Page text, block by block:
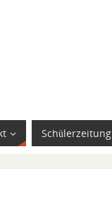
Schülerzeitung